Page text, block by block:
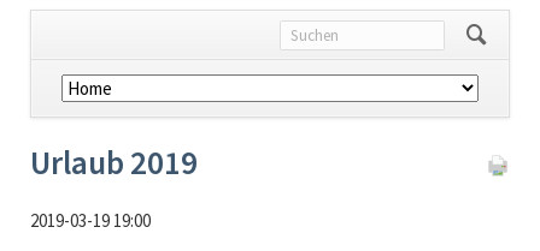
Navigation
überspringen
Urlaub 2019
2019-03-19 19:00